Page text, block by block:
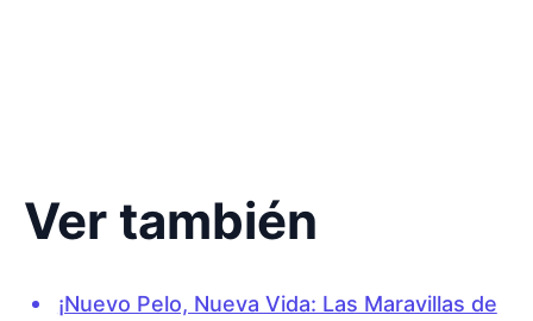
Ver también
¡Nuevo Pelo, Nueva Vida: Las Maravillas de